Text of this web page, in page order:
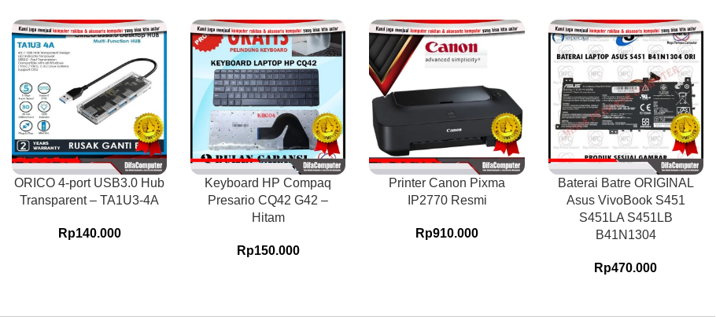
ORICO 4-port USB3.0 Hub
Transparent – TA1U3-4A
Rp140.000
Keyboard HP Compaq
Presario CQ42 G42 –
Hitam
Rp150.000
Printer Canon Pixma
IP2770 Resmi
Rp910.000
Baterai Batre ORIGINAL
Asus VivoBook S451
S451LA S451LB
B41N1304
Rp470.000